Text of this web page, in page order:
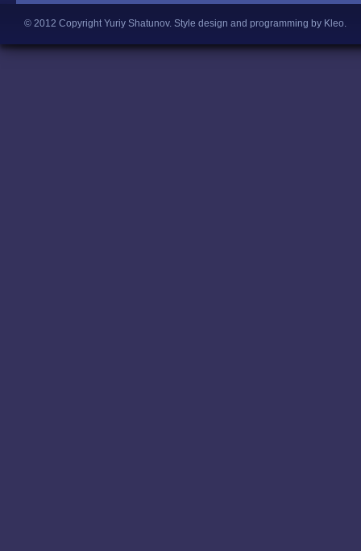
© 2012 Copyright Yuriy Shatunov. Style design and programming by Kleo.